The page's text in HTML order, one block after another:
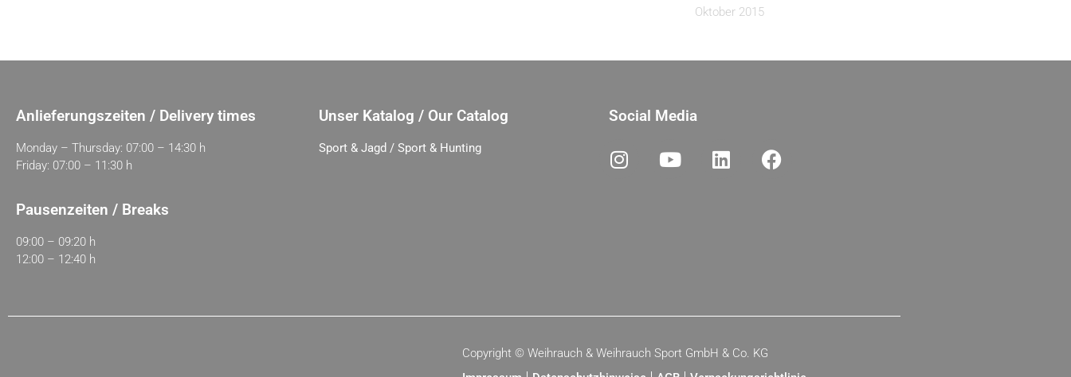
Oktober 2015
Anlieferungszeiten / Delivery times
Monday – Thursday: 07:00 – 14:30 h
Friday: 07:00 – 11:30 h
Pausenzeiten / Breaks
09:00 – 09:20 h
12:00 – 12:40 h
Unser Katalog / Our Catalog
Sport & Jagd / Sport & Hunting
Social Media
Copyright © Weihrauch & Weihrauch Sport GmbH & Co. KG